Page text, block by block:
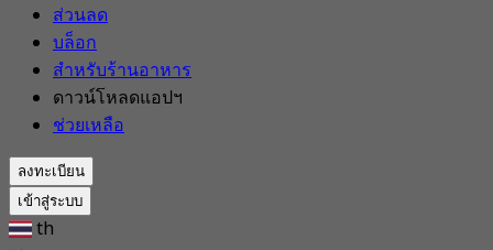
ส่วนลด
บล็อก
สำหรับร้านอาหาร
ดาวน์โหลดแอปฯ
ช่วยเหลือ
ลงทะเบียน
เข้าสู่ระบบ
th